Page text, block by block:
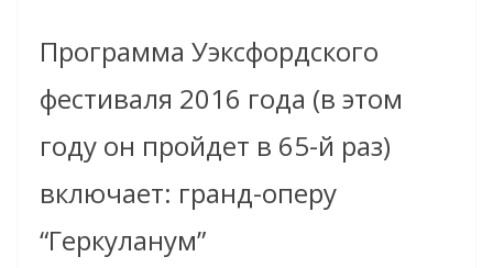
Программа Уэксфордского
фестиваля 2016 года (в этом
году он пройдет в 65-й раз)
включает: гранд-оперу
“Геркуланум”